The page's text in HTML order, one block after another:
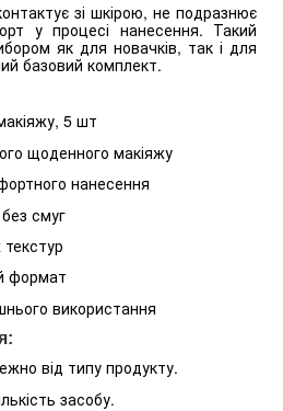
зі шкірою, не подразнює
у процесі нанесення. Такий
як для новачків, так і для
базовий комплект.
5 шт
щоденного макіяжу
нанесення
смуг
текстур
формат
використання
від типу продукту.
засобу.